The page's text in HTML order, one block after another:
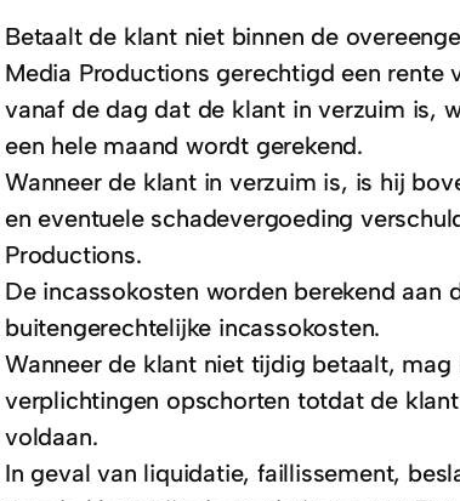
Betaalt de klant niet binnen de
Media Productions gerechtigd een rente
vanaf de dag dat de klant in verzuim is,
een hele maand wordt gerekend.
Wanneer de klant in verzuim is, is hij
en eventuele schadevergoeding
Productions.
De incassokosten worden berekend
buitengerechtelijke incassokosten.
Wanneer de klant niet tijdig betaalt,
verplichtingen opschorten totdat de
voldaan.
In geval van liquidatie, faillissement,